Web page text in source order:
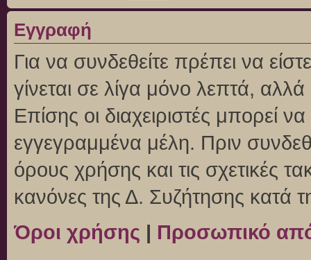
Εγγραφή
Για να συνδεθείτε πρέπει να
γίνεται σε λίγα μόνο λεπτά,
Επίσης οι διαχειριστές μπορεί
εγγεγραμμένα μέλη. Πριν
όρους χρήσης και τις σχετικές
κανόνες της Δ. Συζήτησης κατά
Όροι χρήσης | Προσωπικό